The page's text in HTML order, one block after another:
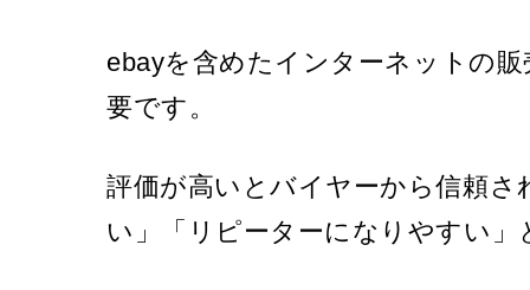
ebayを含めたインターネットの
要です。
評価が高いとバイヤーから信頼
い」「リピーターになりやすい